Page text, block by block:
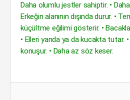
Daha olumlu jestler sahiptir. •
Erkeğin alanının dışında durur. •
küçültme eğilimi gösterir. •
• Elleri yanda ya da kucakta tutar.
konuşur. • Daha az söz keser.